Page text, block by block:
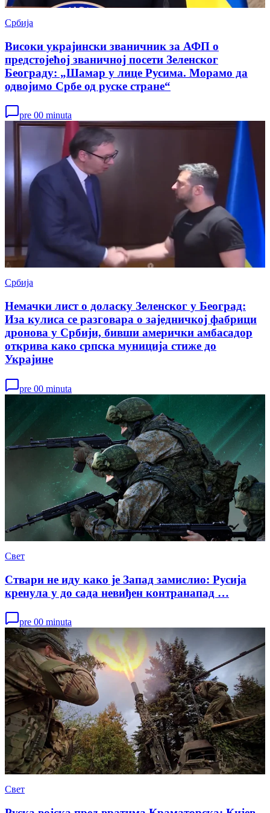
Србија
Високи украјински званичник за АФП о
предстојећој званичној посети Зеленског
Београду: „Шамар у лице Русима. Морамо да
одвојимо Србе од руске стране“
pre 00 minuta
Србија
Немачки лист о доласку Зеленског у Београд:
Иза кулиса се разговара о заједничкој фабрици
дронова у Србији, бивши амерички амбасадор
открива како српска муниција стиже до
Украјине
pre 00 minuta
Свет
Ствари не иду како је Запад замислио: Русија
кренула у до сада невиђен контранапад …
pre 00 minuta
Свет